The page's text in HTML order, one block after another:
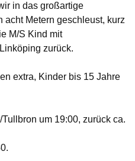
in das großartige
acht Metern geschleust, kurz
M/S Kind mit
zurück.
extra, Kinder bis 15 Jahre
um 19:00, zurück ca.